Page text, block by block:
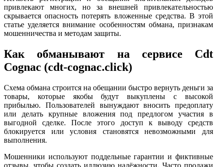
привлекают многих, но за внешней привлекательностью
скрывается опасность потерять вложенные средства. В этой
статье уделяется внимание особенностям обмана, признакам
мошенничества и методам защиты.
Как обманывают на сервисе Cdt
Cognac (cdt-cognac.click)
Схема обмана строится на обещании быстро вернуть деньги за
товары, которые якобы будут выкуплены с высокой
прибылью. Пользователей вынуждают вносить предоплату
или делать крупные вложения под предлогом участия в
выгодной сделке. После этого доступ к выводу средств
блокируется или условия становятся невозможными для
выполнения.
Мошенники используют поддельные гарантии и фиктивные
отзывы, чтобы создать иллюзию надёжности. Часто продажи